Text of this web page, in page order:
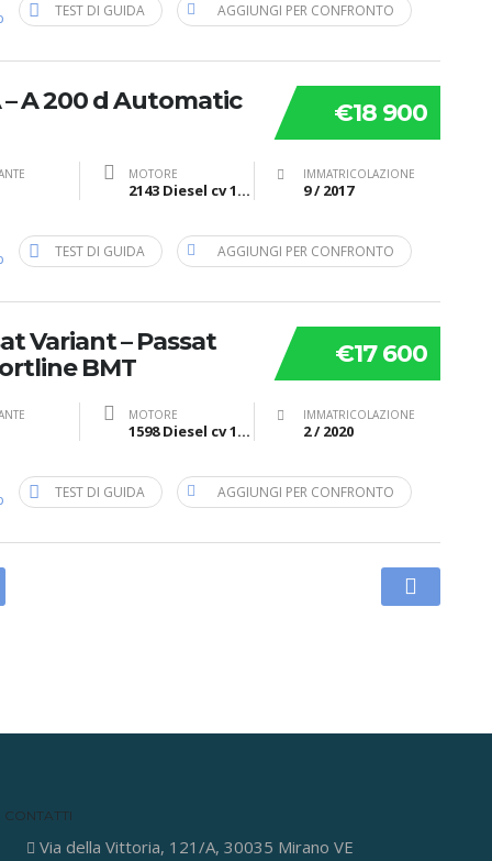
TEST DI GUIDA AGGIUNGI PER CONFRONTO
€18 900
– A 200 d Automatic
MOTORE
2143 Diesel cv 136 kW 100
IMMATRICOLAZIONE
9 / 2017
TEST DI GUIDA AGGIUNGI PER CONFRONTO
€17 600
Variant – Passat
BMT
MOTORE
1598 Diesel cv 120 kW 88
IMMATRICOLAZIONE
2 / 2020
TEST DI GUIDA AGGIUNGI PER CONFRONTO
CONTATTI
Via della Vittoria, 121/A, 30035 Mirano VE